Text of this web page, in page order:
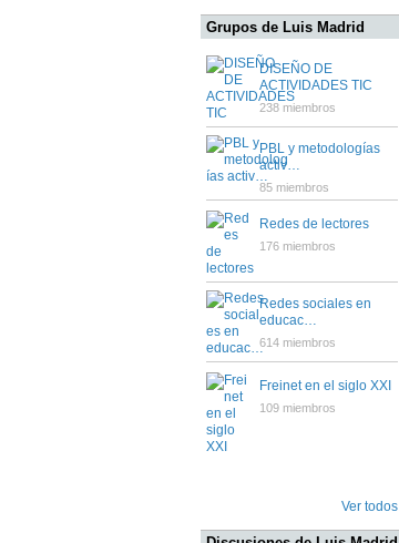
Grupos de Luis Madrid
DISEÑO DE
ACTIVIDADES TIC
238 miembros
PBL y metodologías
activ…
85 miembros
Redes de lectores
176 miembros
Redes sociales en
educac…
614 miembros
Freinet en el siglo XXI
109 miembros
Ver todos